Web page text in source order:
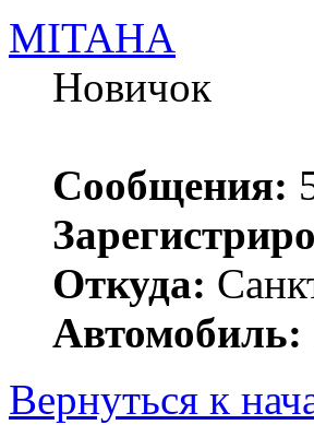
MITAHA
Новичок
Сообщения:
Откуда:
Автомобиль:
Вернуться к